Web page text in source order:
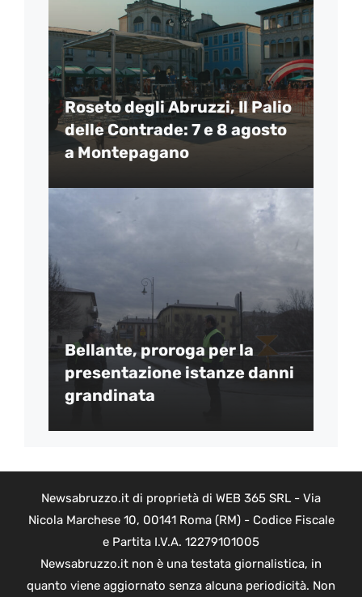
Roseto degli Abruzzi, Il Palio
delle Contrade: 7 e 8 agosto
a Montepagano
Bellante, proroga per la
presentazione istanze danni
grandinata
Newsabruzzo.it di proprietà di WEB 365 SRL - Via
Nicola Marchese 10, 00141 Roma (RM) - Codice Fiscale
e Partita I.V.A. 12279101005
Newsabruzzo.it non è una testata giornalistica, in
quanto viene aggiornato senza alcuna periodicità. Non